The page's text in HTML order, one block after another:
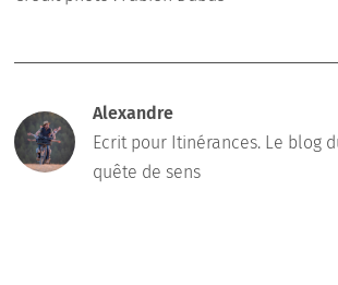
Alexandre
Ecrit pour Itinérances. Le blog
quête de sens